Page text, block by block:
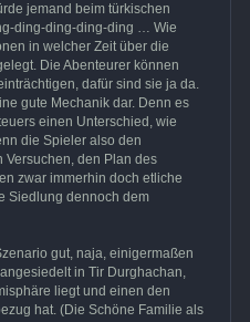
jemand beim türkischen
ding-ding-ding-ding … Wie
in welcher Zeit über die
Die Abenteurer können
dafür sind sie ja da.
gute Mechanik dar. Denn es
einen Unterschied, wie
die Spieler also den
den Plan des
zwar immerhin doch etliche
Siedlung dennoch dem
gut, naja, einigermaßen
in Tir Durghachan,
liegt und einen den
hat. (Die Schöne Familie als